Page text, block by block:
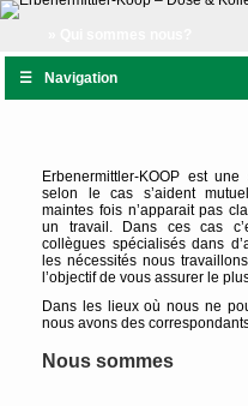
☰ Navigation
Erbenermittler-KOOP est
selon le cas s’aident
maintes fois n’apparait pas
un travail. Dans ces cas
collègues spécialisés dans
les nécessités nous
l’objectif de vous assurer le
Dans les lieux où nous ne
nous avons des
Nous sommes